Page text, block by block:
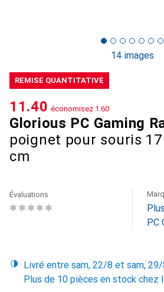
14 images
REMISE QUANTITATIVE
Glorious PC Gaming
poignet pour souris
cm
CHF
11.40 économisez CHF
1.60
Évaluations
PC
Livré entre sam, 22/8 et sam,
Plus de 10 pièces en stock chez